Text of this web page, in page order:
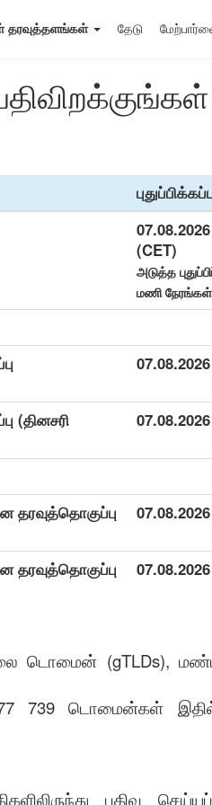
தேடு
(CET)
அடுத்த
மணி நேரங்கள்
07.08.2026
(தினசரி
07.08.2026
தரவுத்தொகுப்பு
07.08.2026
தரவுத்தொகுப்பு
07.08.2026
டொமைன் (gTLDs), மண்டல
739 டொமைன்கள் இதில்
பதிவு